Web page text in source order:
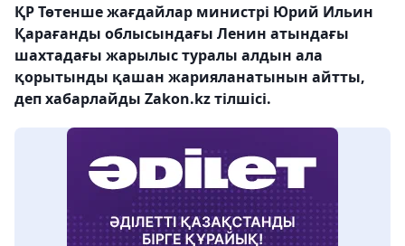
ҚР Төтенше жағдайлар министрі Юрий Ильин
Қарағанды ​​облысындағы Ленин атындағы
шахтадағы жарылыс туралы алдын ала
қорытынды қашан жарияланатынын айтты,
деп хабарлайды Zakon.kz тілшісі.